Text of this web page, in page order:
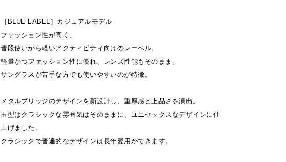
［BLUE LABEL］カジュアルモデル
ファッション性が高く、
普段使いから軽いアクティビティ向けのレーベル。
軽量かつファッション性に優れ、レンズ性能もそのまま。
サングラスが苦手な方でも使いやすいのが特徴。
メタルブリッジのデザインを新設計し、重厚感と上品さを演出。
玉型はクラシックな雰囲気はそのままに、ユニセックスなデザインに仕
上げました。
クラシックで普遍的なデザインは長年愛用ができます。